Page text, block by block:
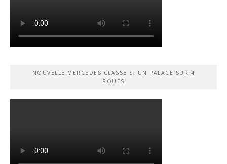
NOUVELLE MERCEDES CLASSE S, UN PALACE SUR 4
ROUES